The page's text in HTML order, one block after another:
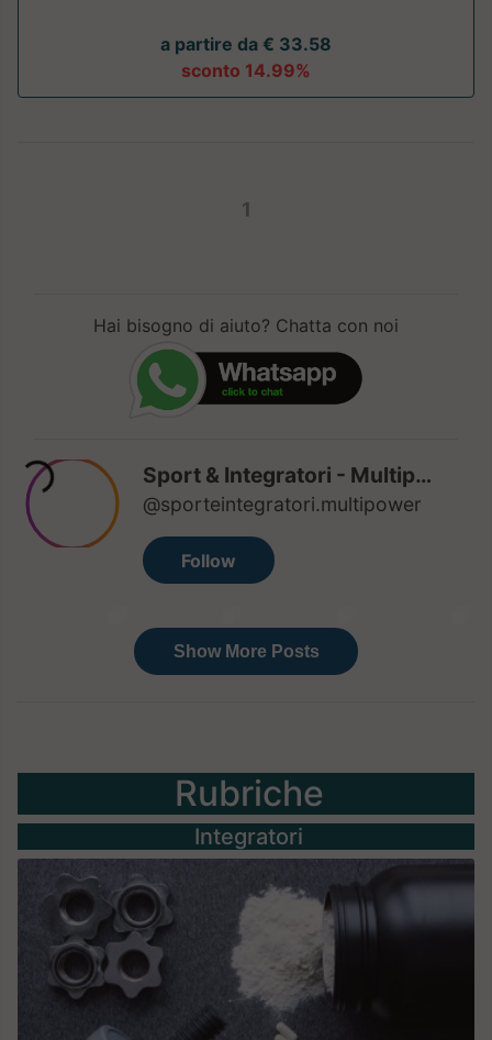
a partire da € 33.58
sconto 14.99%
1
Hai bisogno di aiuto? Chatta con noi
Rubriche
Integratori